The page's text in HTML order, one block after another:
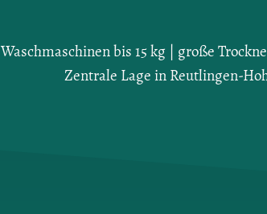
Waschmaschinen bis 15 kg | große
Zentrale Lage in Reutlingen-